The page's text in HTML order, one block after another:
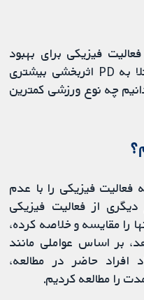
فیزیکی برای بهبود
حرکت و کیفیت زندگی افراد مبتلا به PD اثربخشی بیشتری
چه نوع ورزشی کمترین
فیزیکی را با عدم
دیگری از فعالیت فیزیکی
را مقایسه و خلاصه کرده،
بر اساس عواملی مانند
افراد حاضر در مطالعه،
را مطالعه کردیم.